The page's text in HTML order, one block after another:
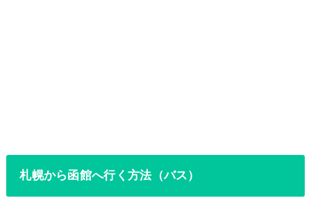
札幌から函館へ行く方法（バス）